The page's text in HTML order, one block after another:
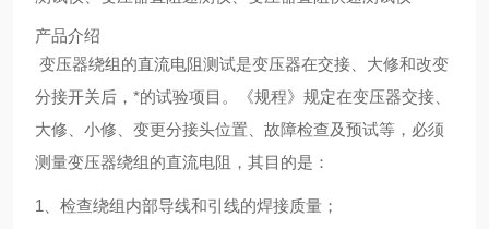
产品介绍
变压器绕组的直流电阻测试是变压器在交接、大修和改变
分接开关后，*的试验项目。《规程》规定在变压器交接、
大修、小修、变更分接头位置、故障检查及预试等，必须
测量变压器绕组的直流电阻， 其目的是：
1、检查绕组内部导线和引线的焊接质量；